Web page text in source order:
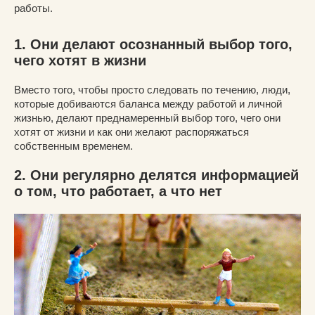
работы.
1. Они делают осознанный выбор того,
чего хотят в жизни
Вместо того, чтобы просто следовать по течению, люди,
которые добиваются баланса между работой и личной
жизнью, делают преднамеренный выбор того, чего они
хотят от жизни и как они желают распоряжаться
собственным временем.
2. Они регулярно делятся информацией
о том, что работает, а что нет